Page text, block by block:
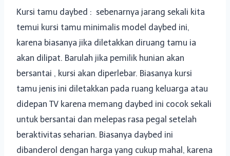
Kursi tamu daybed : sebenarnya jarang sekali kita
temui kursi tamu minimalis model daybed ini,
karena biasanya jika diletakkan diruang tamu ia
akan dilipat. Barulah jika pemilik hunian akan
bersantai , kursi akan diperlebar. Biasanya kursi
tamu jenis ini diletakkan pada ruang keluarga atau
didepan TV karena memang daybed ini cocok sekali
untuk bersantai dan melepas rasa pegal setelah
beraktivitas seharian. Biasanya daybed ini
dibanderol dengan harga yang cukup mahal, karena